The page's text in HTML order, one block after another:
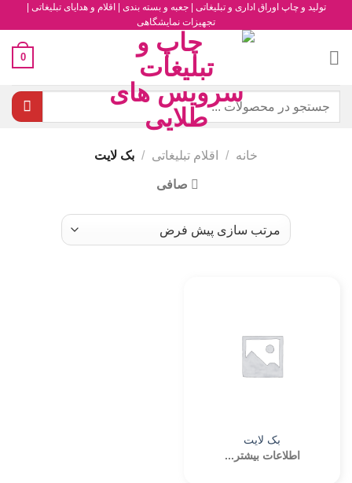
به
محتوا
تولید و چاپ اوراق اداری و تبلیغاتی | جعبه و بسته بندی | اقلام و هدایای تبلیغاتی |
تجهیزات نمایشگاهی
0
برای:
خانه / اقلام تبلیغاتی / بک لایت
صافی
بک لایت
اطلاعات بیشتر...